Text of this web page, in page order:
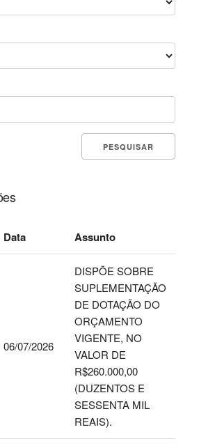
Data Assunto
06/07/2026
DISPÕE SOBRE
SUPLEMENTAÇÃO
DE DOTAÇÃO DO
ORÇAMENTO
VIGENTE, NO
VALOR DE
R$260.000,00
(DUZENTOS E
SESSENTA MIL
REAIS).